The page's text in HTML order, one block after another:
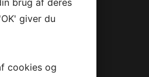
brug af deres
giver du
cookies og